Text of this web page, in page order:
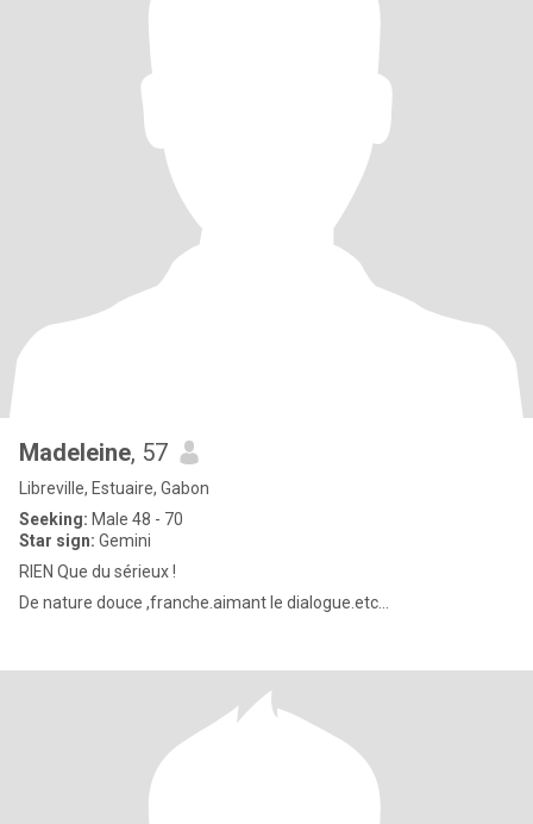
Madeleine, 57
Libreville, Estuaire, Gabon
Seeking: Male 48 - 70
Star sign: Gemini
RIEN Que du sérieux !
De nature douce ,franche.aimant le dialogue.etc...